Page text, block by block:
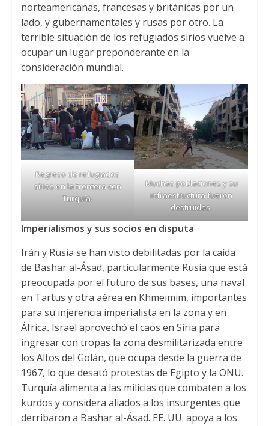
norteamericanas, francesas y británicas por un
lado, y gubernamentales y rusas por otro. La
terrible situación de los refugiados sirios vuelve a
ocupar un lugar preponderante en la
consideración mundial.
Regreso de refugiados
sírios en la frontera con
Turquía.
Muchas poblaciones y su
infraestructura fueron
destruidas.
Imperialismos y sus socios en disputa
Irán y Rusia se han visto debilitadas por la caída
de Bashar al-Ásad, particularmente Rusia que está
preocupada por el futuro de sus bases, una naval
en Tartus y otra aérea en Khmeimim, importantes
para su injerencia imperialista en la zona y en
África. Israel aprovechó el caos en Siria para
ingresar con tropas la zona desmilitarizada entre
los Altos del Golán, que ocupa desde la guerra de
1967, lo que desató protestas de Egipto y la ONU.
Turquía alimenta a las milicias que combaten a los
kurdos y considera aliados a los insurgentes que
derribaron a Bashar al-Ásad. EE. UU. apoya a los